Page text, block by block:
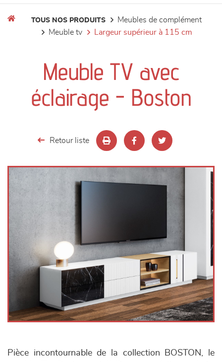
meubles de complément
décoration
TOUS NOS PRODUITS
meubles de complément
meuble tv
largeur supérieur à 115 cm
Meuble TV avec
éclairage - Boston
Retour liste
Pièce incontournable de la collection BOSTON, le